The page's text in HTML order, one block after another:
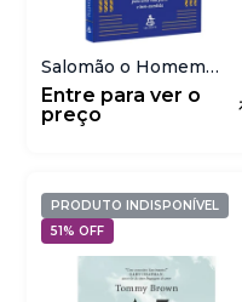
Salomão o Homem
Mais Rico que Já Existiu
| Steven K Scott
Entre para ver o
preço
PRODUTO INDISPONÍVEL
51% OFF